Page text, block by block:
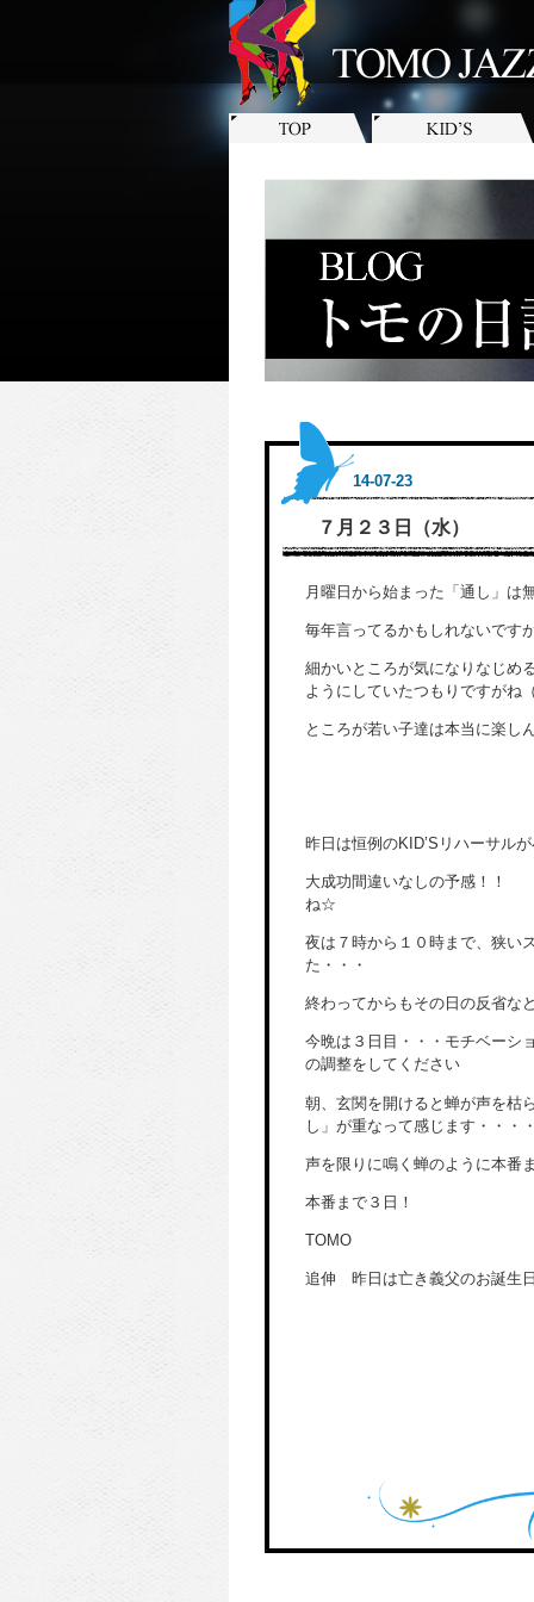
14-07-23
７月２３日（水）
月曜日から始まった「通し」は
毎年言ってるかもしれないです
細かいところが気になりなじめ
ようにしていたつもりですがね
ところが若い子達は本当に楽し
昨日は恒例のKID’Sリハーサル
大成功間違いなしの予感！！
ね☆
夜は７時から１０時まで、狭い
た・・・
終わってからもその日の反省な
今晩は３日目・・・モチベーシ
の調整をしてください
朝、玄関を開けると蝉が声を枯
し」が重なって感じます・・・
声を限りに鳴く蝉のように本番
本番まで３日！
TOMO
追伸 昨日は亡き義父のお誕生